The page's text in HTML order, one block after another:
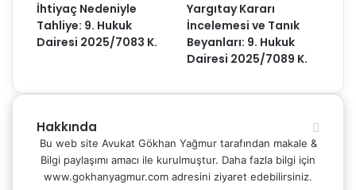
İhtiyaç Nedeniyle
Tahliye: 9. Hukuk
Dairesi 2025/7083 K.
Yargıtay Kararı
İncelemesi ve Tanık
Beyanları: 9. Hukuk
Dairesi 2025/7089 K.
Hakkında
Bu web site Avukat Gökhan Yağmur tarafından makale &
Bilgi paylaşımı amacı ile kurulmuştur. Daha fazla bilgi için
www.gokhanyagmur.com adresini ziyaret edebilirsiniz.